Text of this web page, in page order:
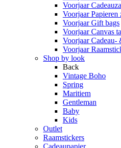
Voorjaar
Voorjaar Papieren
Voorjaar Gift bags
Voorjaar Canvas
Voorjaar Cadeau-
Voorjaar
Shop by look
Back
Vintage Boho
Spring
Maritiem
Gentleman
Baby
Kids
Outlet
Raamstickers
Cadeaupapier